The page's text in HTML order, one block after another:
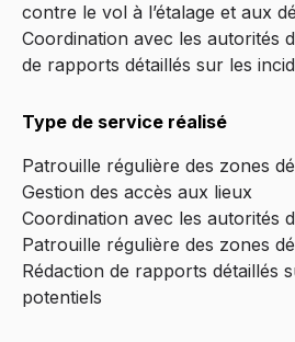
contre le vol à l’étalage et aux
Coordination avec les autorités
de rapports détaillés sur les
Type de service réalisé
Patrouille régulière des zones
Gestion des accès aux lieux
Coordination avec les autorités
Patrouille régulière des zones
Rédaction de rapports détaillés
potentiels